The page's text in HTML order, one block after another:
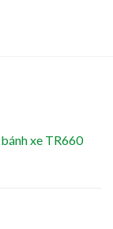
xe TR660